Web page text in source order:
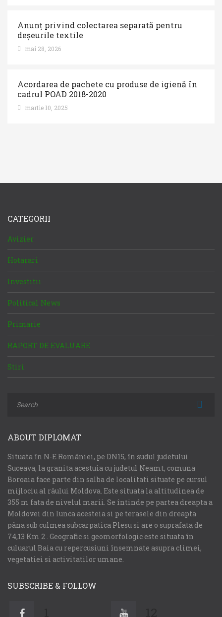
Anunț privind colectarea separată pentru
deșeurile textile
mai 28, 2026
Acordarea de pachete cu produse de igienă în
cadrul POAD 2018-2020
martie 10, 2025
CATEGORII
Avizier
Hotarari
Investitii
Political News
Primarie
RAPORT DE EVALUARE
Stiri
ABOUT DIPLOMAT
Situata în N-E României, pe DN15, în sudul judetului
Suceava, la granita acestuia cu judetul Neamt, comuna
Boroaia face parte din salba de localitati situate pe cursul
mijlociu al râului Moldova. Este situata la altitudinea de
355 m fata de nivelul marii. Se întinde pe partea dreapta a
Moldovei din lunca acesteia si pe terasele din dreapta
pâna sub culmea subcarpatica Plesu si are o suprafata de
74,13 Km 2 . Geografic si geomorfologic este situata în
culuarul Baia cu repercusiuni însemnate asupra climei,
vegetatiei si activitatilor umane.
SUBSCRIBE & FOLLOW